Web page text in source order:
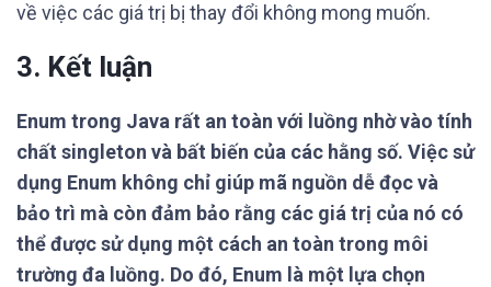
về việc các giá trị bị thay đổi không mong muốn.
3. Kết luận
Enum trong Java rất an toàn với luồng nhờ vào tính
chất singleton và bất biến của các hằng số. Việc sử
dụng Enum không chỉ giúp mã nguồn dễ đọc và
bảo trì mà còn đảm bảo rằng các giá trị của nó có
thể được sử dụng một cách an toàn trong môi
trường đa luồng. Do đó, Enum là một lựa chọn